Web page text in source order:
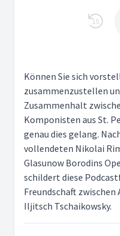
15
Können Sie sich
zusammenzustellen
Zusammenhalt
Komponisten aus St.
genau dies gelang.
vollendeten Nikolai
Glasunow Borodins
schildert diese
Freundschaft zwischen
Iljitsch Tschaikowsky.